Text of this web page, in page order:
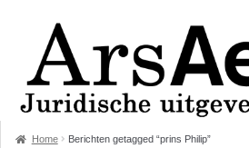
Home Berichten getagged “prins Philip”